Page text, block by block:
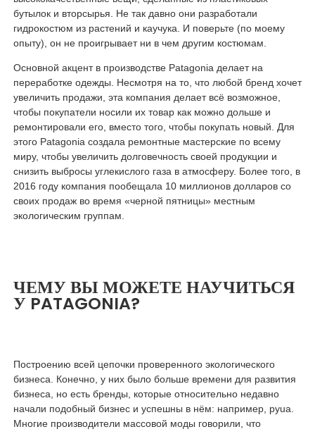
бутылок и вторсырья. Не так давно они разработали
гидрокостюм из растений и каучука. И поверьте (по моему
опыту), он не проигрывает ни в чем другим костюмам.
Основной акцент в производстве Patagonia делает на
переработке одежды. Несмотря на то, что любой бренд хочет
увеличить продажи, эта компания делает всё возможное,
чтобы покупатели носили их товар как можно дольше и
ремонтировали его, вместо того, чтобы покупать новый. Для
этого Patagonia создала ремонтные мастерские по всему
миру, чтобы увеличить долговечность своей продукции и
снизить выбросы углекислого газа в атмосферу. Более того, в
2016 году компания пообещала 10 миллионов долларов со
своих продаж во время «черной пятницы» местным
экологическим группам.
ЧЕМУ ВЫ МОЖЕТЕ НАУЧИТЬСЯ
У PATAGONIA?
Построению всей цепочки проверенного экологического
бизнеса. Конечно, у них было больше времени для развития
бизнеса, но есть бренды, которые относительно недавно
начали подобный бизнес и успешны в нём: например, pyua.
Многие производители массовой моды говорили, что